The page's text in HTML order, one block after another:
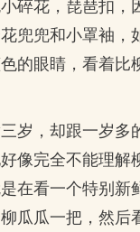
兜兜和小罩袖，
的眼睛，看着比
岁，却跟一岁多
像完全不能理解
在看一个特别新
瓜瓜一把，然后